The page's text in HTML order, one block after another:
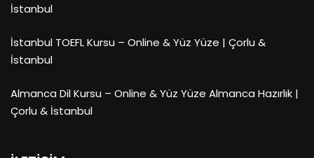
İstanbul
İstanbul TOEFL Kursu – Online & Yüz Yüze | Çorlu &
İstanbul
Almanca Dil Kursu – Online & Yüz Yüze Almanca Hazırlık |
Çorlu & İstanbul